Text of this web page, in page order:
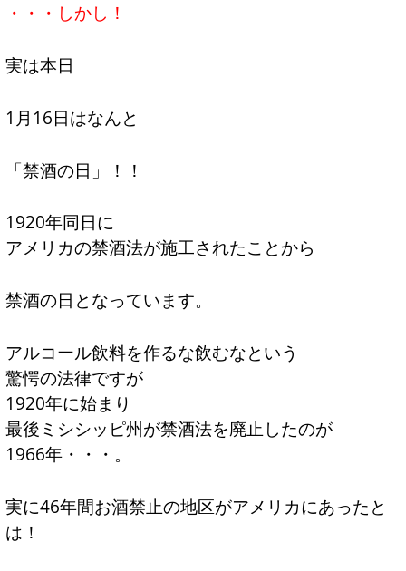
・・・しかし！
実は本日
1月16日はなんと
「禁酒の日」！！
1920年同日に
アメリカの禁酒法が施工されたことから
禁酒の日となっています。
アルコール飲料を作るな飲むなという
驚愕の法律ですが
1920年に始まり
最後ミシシッピ州が禁酒法を廃止したのが
1966年・・・。
実に46年間お酒禁止の地区がアメリカにあったと
は！